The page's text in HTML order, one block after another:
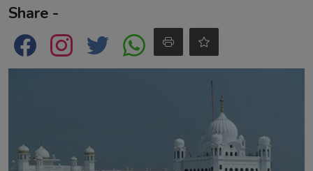
Contact
Share -